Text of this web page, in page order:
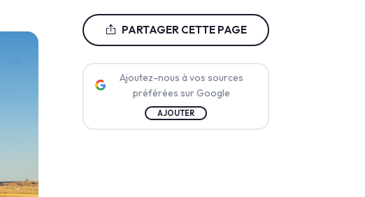
PARTAGER CETTE PAGE
Ajoutez-nous à vos sources
préférées sur Google
AJOUTER